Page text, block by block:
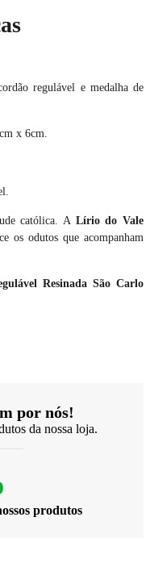
regulável e medalha de
x 6cm.
católica. A Lírio do Vale
os odutos que acompanham
Resinada São Carlo
por nós!
da nossa loja.
produtos